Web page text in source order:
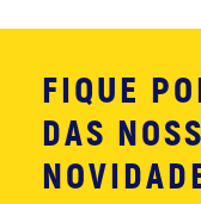
FIQUE
DAS